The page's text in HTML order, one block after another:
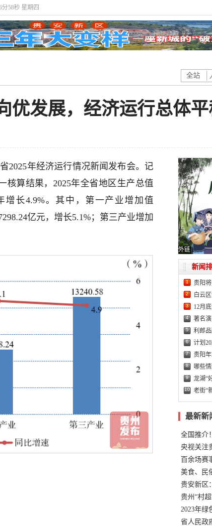
分59秒 星期四
全站
优发展，经济运行总体
2025年经济运行情况新闻发布会。记
核算结果，2025年全省地区生产总值
增长4.9%。其中，第一产业增加值
亿元，增长5.1%；第三产业增加
外链
新闻
1 贵阳
2 白云
3 12月
4 著名
5 利郎
6 计划
7 贵阳
8 哪些
9 龙湖“
10 老街“
最新新
全国推介
错过
央视关注
温
百余场赛
正式“打响
美食、民
两减三免
贵安新区
贵州“村
名额
2023年绿
色工厂
省人民政